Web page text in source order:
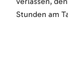
Stunden am